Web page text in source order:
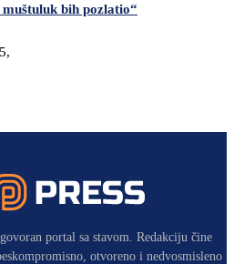
bih pozlatio“
portal sa stavom. Redakciju čine
otvoreno i nedvosmisleno